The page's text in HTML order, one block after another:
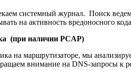
системный журнал. Поиск
на активность вредоносного
(при наличии PCAP)
на маршрутизаторе, мы
внимание на DNS-запросы к